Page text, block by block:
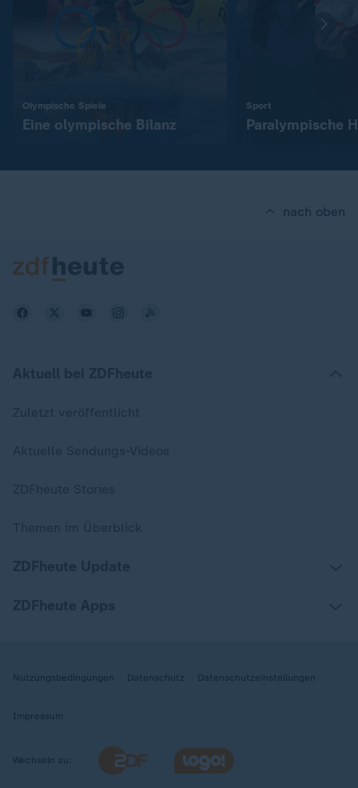
Olympische Spiele
Eine olympische Bilanz
Sport
Paralympische
nach oben
Nutzungsbedingungen Datenschutz Datenschutzeinstellungen
Impressum
Wechseln zu: